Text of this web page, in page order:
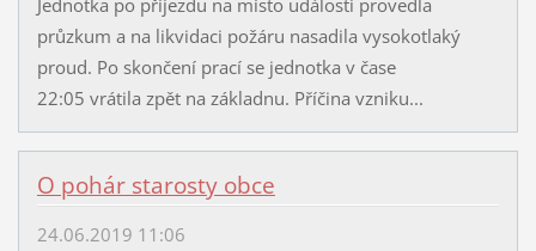
Jednotka po příjezdu na místo události provedla
průzkum a na likvidaci požáru nasadila vysokotlaký
proud. Po skončení prací se jednotka v čase
22:05 vrátila zpět na základnu. Příčina vzniku...
O pohár starosty obce
24.06.2019 11:06